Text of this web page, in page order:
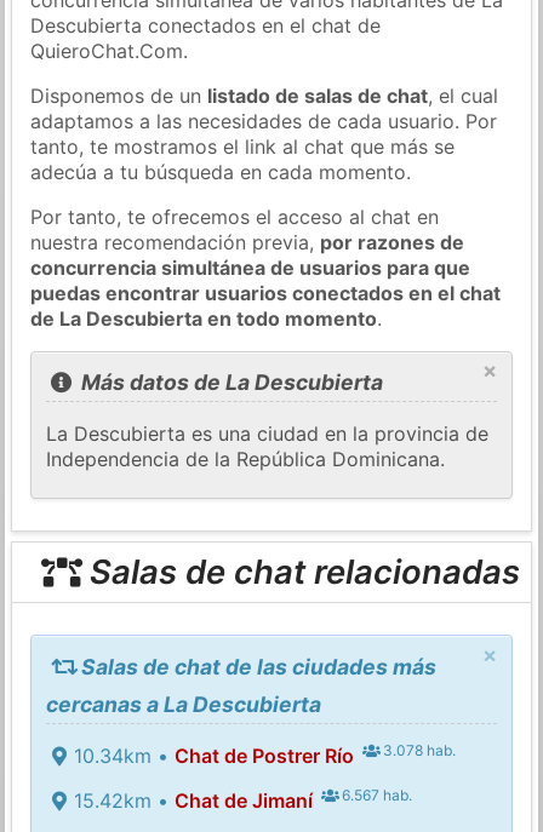
Descubierta conectados en el chat de
QuieroChat.Com.
Disponemos de un listado de salas de chat, el cual
adaptamos a las necesidades de cada usuario. Por
tanto, te mostramos el link al chat que más se
adecúa a tu búsqueda en cada momento.
Por tanto, te ofrecemos el acceso al chat en
nuestra recomendación previa, por razones de
concurrencia simultánea de usuarios para que
puedas encontrar usuarios conectados en el chat
de La Descubierta en todo momento.
×
Más datos de La Descubierta
La Descubierta es una ciudad en la provincia de
Independencia de la República Dominicana.
Salas de chat relacionadas
×
Salas de chat de las ciudades más
cercanas a La Descubierta
10.34km • Chat de Postrer Río 3.078 hab.
15.42km • Chat de Jimaní 6.567 hab.